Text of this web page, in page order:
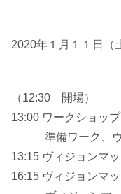
2020年１月１１日（
（12:30 開場）
13:00 ワークショッ
準備ワーク、ヴ
13:15 ヴィジョンマ
16:15 ヴィジョンマ